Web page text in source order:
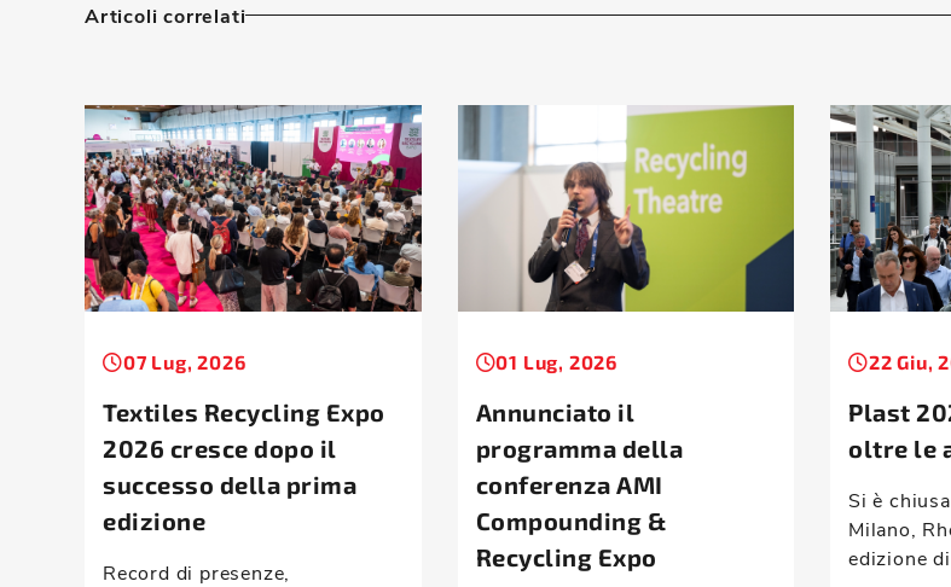
Articoli correlati
07 Lug, 2026
Textiles Recycling Expo
2026 cresce dopo il
successo della prima
edizione
Record di presenze,
01 Lug, 2026
Annunciato il
programma della
conferenza AMI
Compounding &
Recycling Expo
22 Giu,
Plast
oltre le
Si è
Milano,
edizione di